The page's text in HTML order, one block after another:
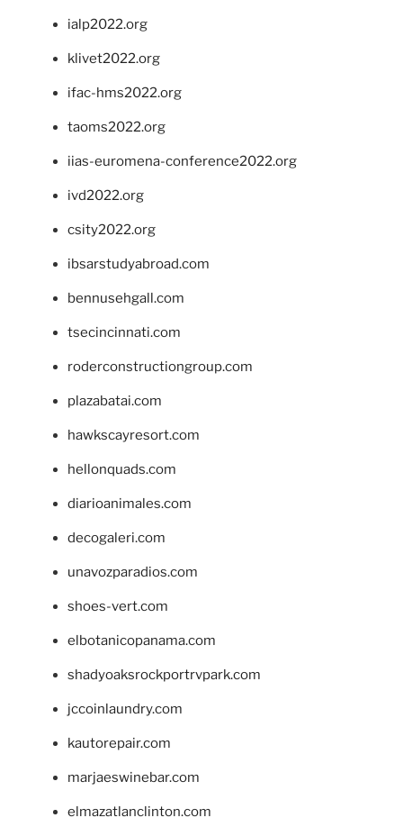
ialp2022.org
klivet2022.org
ifac-hms2022.org
taoms2022.org
iias-euromena-conference2022.org
ivd2022.org
csity2022.org
ibsarstudyabroad.com
bennusehgall.com
tsecincinnati.com
roderconstructiongroup.com
plazabatai.com
hawkscayresort.com
hellonquads.com
diarioanimales.com
decogaleri.com
unavozparadios.com
shoes-vert.com
elbotanicopanama.com
shadyoaksrockportrvpark.com
jccoinlaundry.com
kautorepair.com
marjaeswinebar.com
elmazatlanclinton.com